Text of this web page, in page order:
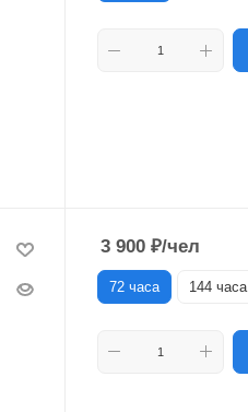
3 900 ₽/чел
72 часа 144 часа